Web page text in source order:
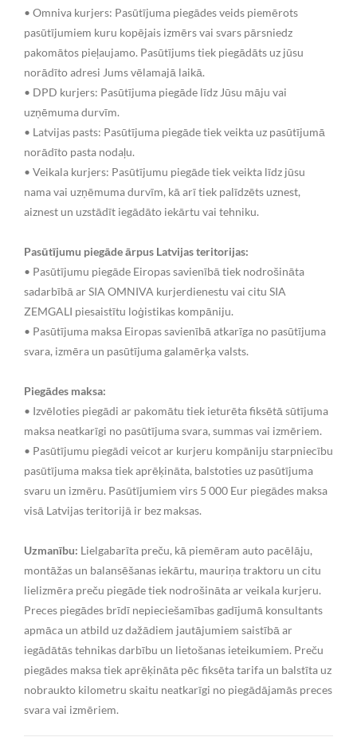
• Omniva kurjers: Pasūtījuma piegādes veids piemērots
pasūtījumiem kuru kopējais izmērs vai svars pārsniedz
pakomātos pieļaujamo. Pasūtījums tiek piegādāts uz jūsu
norādīto adresi Jums vēlamajā laikā.
• DPD kurjers: Pasūtījuma piegāde līdz Jūsu māju vai
uzņēmuma durvīm.
• Latvijas pasts: Pasūtījuma piegāde tiek veikta uz pasūtījumā
norādīto pasta nodaļu.
• Veikala kurjers: Pasūtījumu piegāde tiek veikta līdz jūsu
nama vai uzņēmuma durvīm, kā arī tiek palīdzēts uznest,
aiznest un uzstādīt iegādāto iekārtu vai tehniku.
Pasūtījumu piegāde ārpus Latvijas teritorijas:
• Pasūtījumu piegāde Eiropas savienībā tiek nodrošināta
sadarbībā ar SIA OMNIVA kurjerdienestu vai citu SIA
ZEMGALI piesaistītu loģistikas kompāniju.
• Pasūtījuma maksa Eiropas savienībā atkarīga no pasūtījuma
svara, izmēra un pasūtījuma galamērķa valsts.
Piegādes maksa:
• Izvēloties piegādi ar pakomātu tiek ieturēta fiksētā sūtījuma
maksa neatkarīgi no pasūtījuma svara, summas vai izmēriem.
• Pasūtījumu piegādi veicot ar kurjeru kompāniju starpniecību
pasūtījuma maksa tiek aprēķināta, balstoties uz pasūtījuma
svaru un izmēru. Pasūtījumiem virs 5 000 Eur piegādes maksa
visā Latvijas teritorijā ir bez maksas.
Uzmanību: Lielgabarīta preču, kā piemēram auto pacēlāju,
montāžas un balansēšanas iekārtu, mauriņa traktoru un citu
lielizmēra preču piegāde tiek nodrošināta ar veikala kurjeru.
Preces piegādes brīdī nepieciešamības gadījumā konsultants
apmāca un atbild uz dažādiem jautājumiem saistībā ar
iegādātās tehnikas darbību un lietošanas ieteikumiem. Preču
piegādes maksa tiek aprēķināta pēc fiksēta tarifa un balstīta uz
nobraukto kilometru skaitu neatkarīgi no piegādājamās preces
svara vai izmēriem.